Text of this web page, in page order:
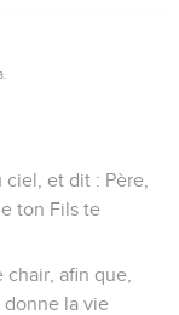
et dit : Père,
ton Fils te
afin que,
donne la vie